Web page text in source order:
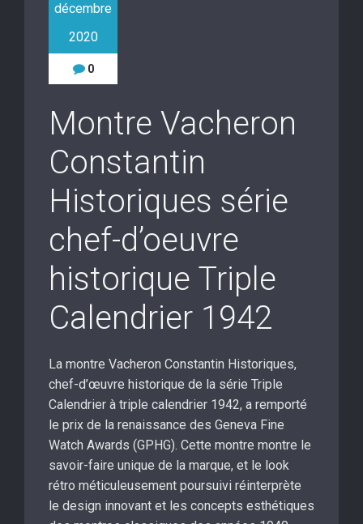
décembre
2020
0
Montre Vacheron
Constantin
Historiques série
chef-d’oeuvre
historique Triple
Calendrier 1942
La montre Vacheron Constantin Historiques,
chef-d’œuvre historique de la série Triple
Calendrier à triple calendrier 1942, a remporté
le prix de la renaissance des Geneva Fine
Watch Awards (GPHG). Cette montre montre le
savoir-faire unique de la marque, et le look
rétro méticuleusement poursuivi réinterprète
le design innovant et les concepts esthétiques